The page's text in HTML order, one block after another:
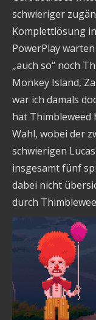
schwieriger
Komplettlösung
PowerPlay
„auch so“ noch
Monkey Island,
war ich damals
hat Thimbleweed
Wahl, wobei der
schwierigen
insgesamt fünf
dabei nicht
durch